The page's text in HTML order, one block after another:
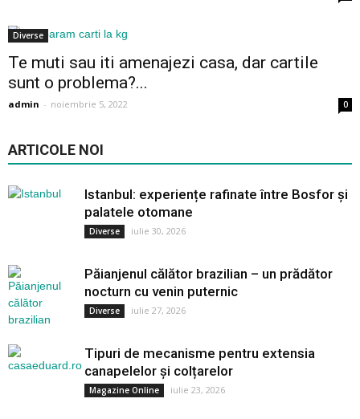
Diverse
Te muti sau iti amenajezi casa, dar cartile
sunt o problema?...
admin - noiembrie 5, 2022 0
ARTICOLE NOI
Istanbul: experiențe rafinate între Bosfor și
palatele otomane
Diverse iulie 30, 2026
Păianjenul călător brazilian – un prădător
nocturn cu venin puternic
Diverse iulie 27, 2026
Tipuri de mecanisme pentru extensia
canapelelor și colțarelor
Magazine Online iulie 23, 2026